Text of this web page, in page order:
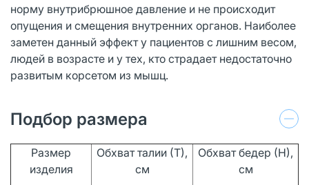
норму внутрибрюшное давление и не происходит
опущения и смещения внутренних органов. Наиболее
заметен данный эффект у пациентов с лишним весом,
людей в возрасте и у тех, кто страдает недостаточно
развитым корсетом из мышц.
Подбор размера
Размер
изделия
Обхват талии (Т),
см
Обхват бедер (Н),
см